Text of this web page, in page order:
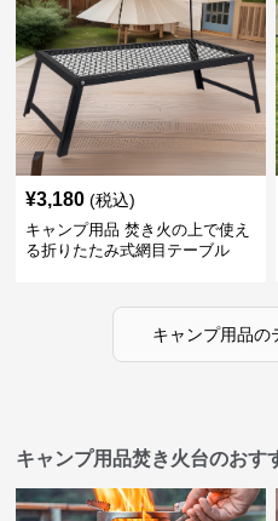
¥3,180 (税込)
キャンプ用品 焚き火の上で使え
る折りたたみ式網目テーブル
キャンプ用品の
キャンプ用品焚き火台のおす